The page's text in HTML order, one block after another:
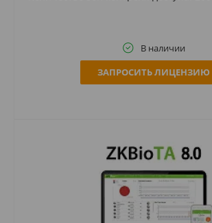
В наличии
ЗАПРОСИТЬ ЛИЦЕНЗИЮ